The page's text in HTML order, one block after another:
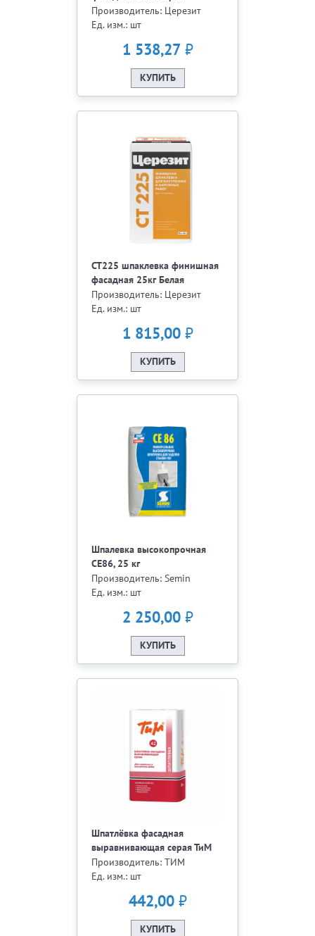
Производитель: Церезит
Ед. изм.: шт
1 538,27₽
КУПИТЬ
СТ225 шпаклевка финишная
фасадная 25кг Белая
Производитель: Церезит
Ед. изм.: шт
1 815,00₽
КУПИТЬ
Шпалевка высокопрочная
СЕ86, 25 кг
Производитель: Semin
Ед. изм.: шт
2 250,00₽
КУПИТЬ
Шпатлёвка фасадная
выравнивающая серая ТиМ
№42 25кг
Производитель: ТИМ
Ед. изм.: шт
442,00₽
КУПИТЬ